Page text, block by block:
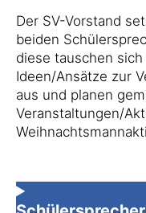
Der SV-Vorstand
beiden
diese tauschen
Ideen/Ansätze zur
aus und planen
Veranstaltungen/